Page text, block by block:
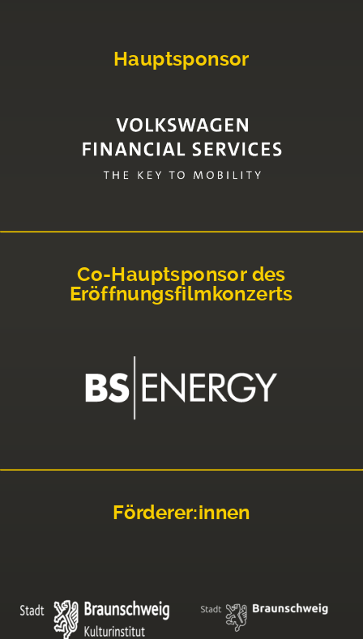
Hauptsponsor
Co-Hauptsponsor des
Eröffnungsfilmkonzerts
Förderer:innen